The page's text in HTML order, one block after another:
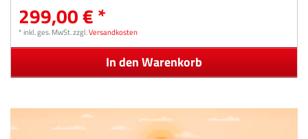
299,00 € *
*inkl. ges. MwSt.zzgl.Versandkosten
In den Warenkorb